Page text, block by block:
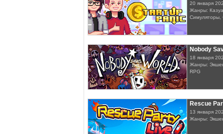
20 января
Жанры:
Симуляторы,
Nobody
18 января
Жанры:
RPG
Rescue
13 января
Жанры: